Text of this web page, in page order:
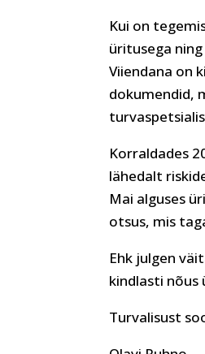
Kui on
üritusega
Viiendana on
dokumendid,
Korraldades
lähedalt
Mai alguses
otsus, mis
Ehk julgen
kindlasti nõus
Turvalisust